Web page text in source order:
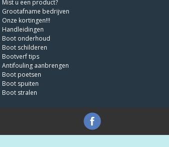
Mist u een product?
Grootafname bedrijven
Onze kortingen!!!
Handleidingen
Boot onderhoud
Boot schilderen
Bootverf tips
Antifouling aanbrengen
Boot poetsen
Boot spuiten
Boot stralen